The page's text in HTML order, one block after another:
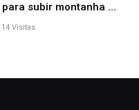
subir montanha e
14 Visitas